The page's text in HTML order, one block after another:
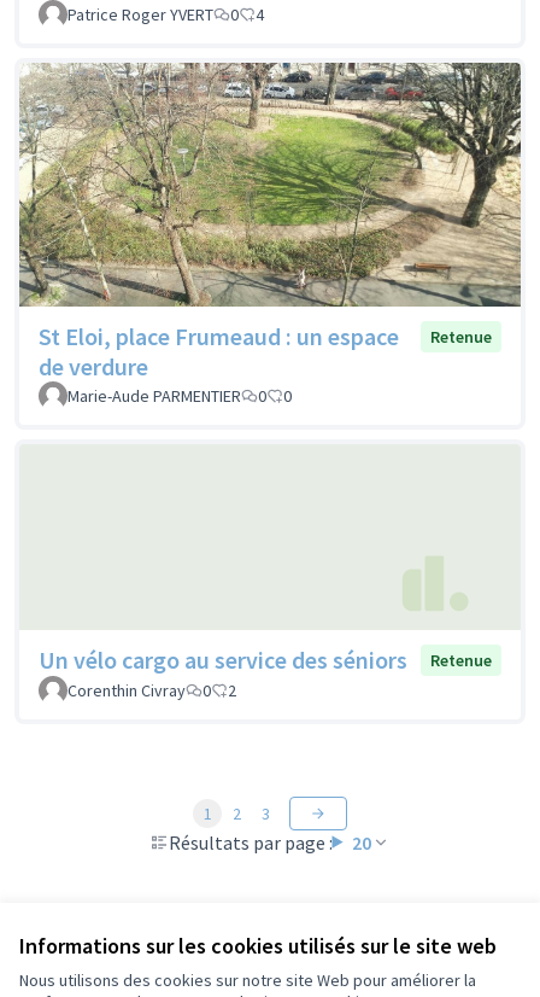
Informations sur les cookies utilisés sur le site web
Nous utilisons des cookies sur notre site Web pour améliorer la
Patrice Roger YVERT
0 4
St Eloi, place Frumeaud : un espace
de verdure
Retenue
Marie-Aude PARMENTIER 0 0
Un vélo cargo au service des séniors
Retenue
Corenthin Civray
0 2
Résultats par page : 20
1 2 3
Voir toutes les propositions retirées